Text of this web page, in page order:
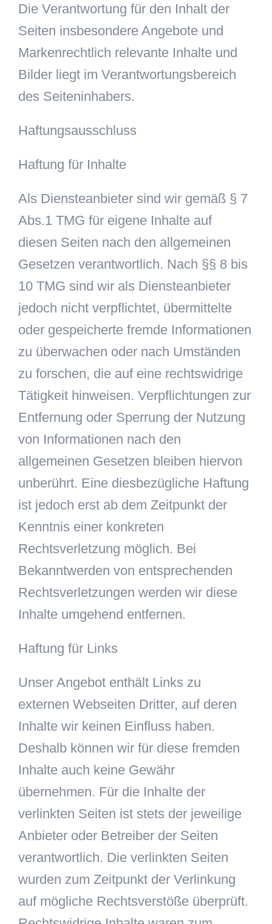
Die Verantwortung für den Inhalt der
Seiten insbesondere Angebote und
Markenrechtlich relevante Inhalte und
Bilder liegt im Verantwortungsbereich
des Seiteninhabers.
Haftungsausschluss
Haftung für Inhalte
Als Diensteanbieter sind wir gemäß § 7
Abs.1 TMG für eigene Inhalte auf
diesen Seiten nach den allgemeinen
Gesetzen verantwortlich. Nach §§ 8 bis
10 TMG sind wir als Diensteanbieter
jedoch nicht verpflichtet, übermittelte
oder gespeicherte fremde Informationen
zu überwachen oder nach Umständen
zu forschen, die auf eine rechtswidrige
Tätigkeit hinweisen. Verpflichtungen zur
Entfernung oder Sperrung der Nutzung
von Informationen nach den
allgemeinen Gesetzen bleiben hiervon
unberührt. Eine diesbezügliche Haftung
ist jedoch erst ab dem Zeitpunkt der
Kenntnis einer konkreten
Rechtsverletzung möglich. Bei
Bekanntwerden von entsprechenden
Rechtsverletzungen werden wir diese
Inhalte umgehend entfernen.
Haftung für Links
Unser Angebot enthält Links zu
externen Webseiten Dritter, auf deren
Inhalte wir keinen Einfluss haben.
Deshalb können wir für diese fremden
Inhalte auch keine Gewähr
übernehmen. Für die Inhalte der
verlinkten Seiten ist stets der jeweilige
Anbieter oder Betreiber der Seiten
verantwortlich. Die verlinkten Seiten
wurden zum Zeitpunkt der Verlinkung
auf mögliche Rechtsverstöße überprüft.